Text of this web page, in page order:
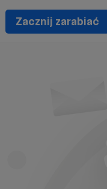
Zacznij zarabiać